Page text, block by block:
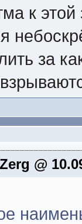
к этой
за
@